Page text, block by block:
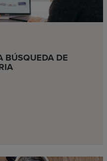
BÚSQUEDA DE